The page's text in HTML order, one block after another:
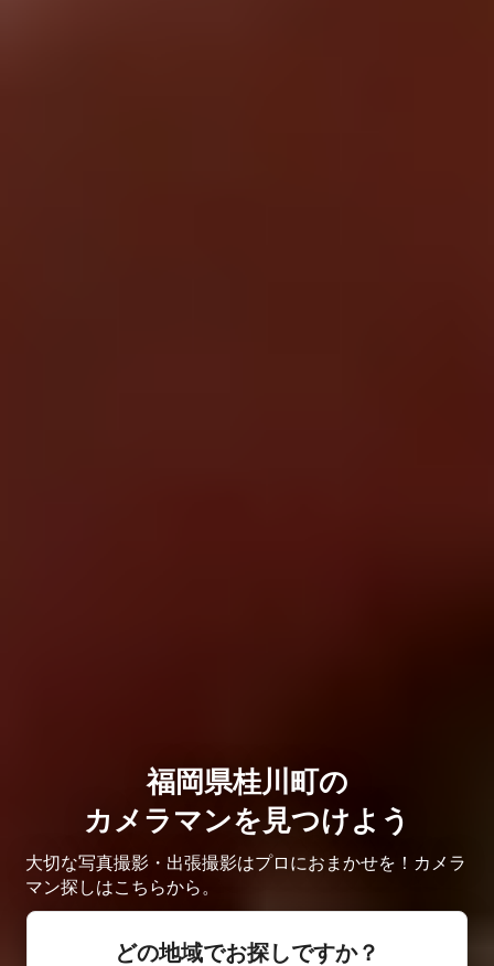
福岡県桂川町の
カメラマンを見つけよう
大切な写真撮影・出張撮影はプロにおまかせを！カメラ
マン探しはこちらから。
どの地域でお探しですか？